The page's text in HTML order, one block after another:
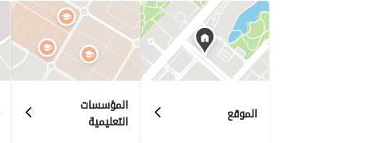
الموقع المؤسسات
التعليمية